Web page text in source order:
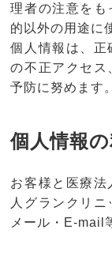
理者の注意をも
的以外の用途に
個人情報は、正
の不正アクセス
予防に努めます。
個人情報
お客様と医療法
人グランクリ
メール・E-mail